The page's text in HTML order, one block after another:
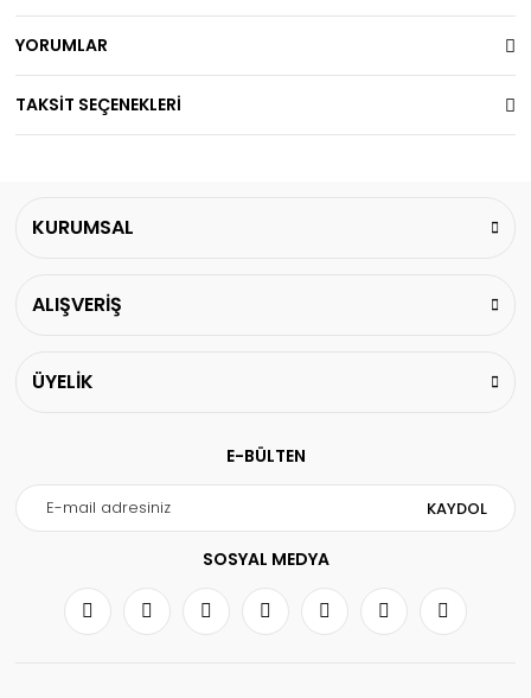
YORUMLAR
TAKSİT SEÇENEKLERİ
KURUMSAL
ALIŞVERİŞ
ÜYELİK
E-BÜLTEN
KAYDOL
SOSYAL MEDYA